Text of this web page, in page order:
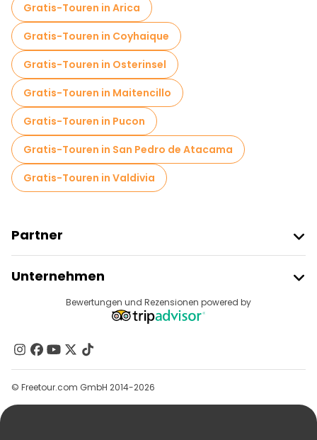
Gratis-Touren in Arica
Gratis-Touren in Coyhaique
Gratis-Touren in Osterinsel
Gratis-Touren in Maitencillo
Gratis-Touren in Pucon
Gratis-Touren in San Pedro de Atacama
Gratis-Touren in Valdivia
Partner
Anbieter-Anmeldung
Affiliate-Programm
Unternehmen
Reiseziele
Kontakt
Gruppen
Hilfe
Bewertungen und Rezensionen powered by
© Freetour.com GmbH 2014-2026